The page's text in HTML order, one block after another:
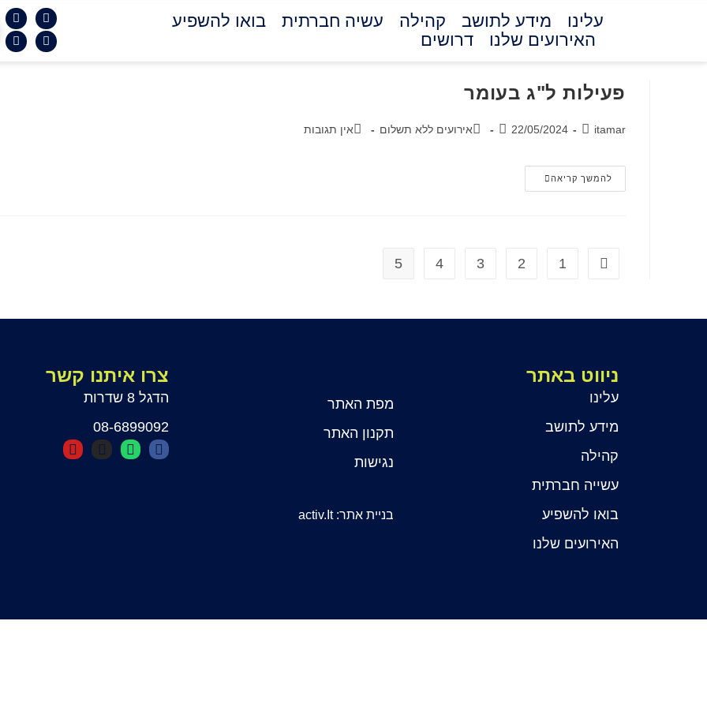
עלינו מידע לתושב קהילה עשיה חברתית
בואו להשפיע
האירועים שלנו
דרושים
פעילות ל"ג בעומר
itamar
22/05/2024 אירועים ללא תשלום אין תגובות
להמשך קריאה
1
2
3
4
5
ניווט באתר
עלינו
מידע לתושב
קהילה
עשייה חברתית
בואו להשפיע
האירועים שלנו
מפת האתר
תקנון האתר
נגישות
בניית אתר: activ.It​
צרו איתנו קשר
הדגל 8 שדרות
08-6899092